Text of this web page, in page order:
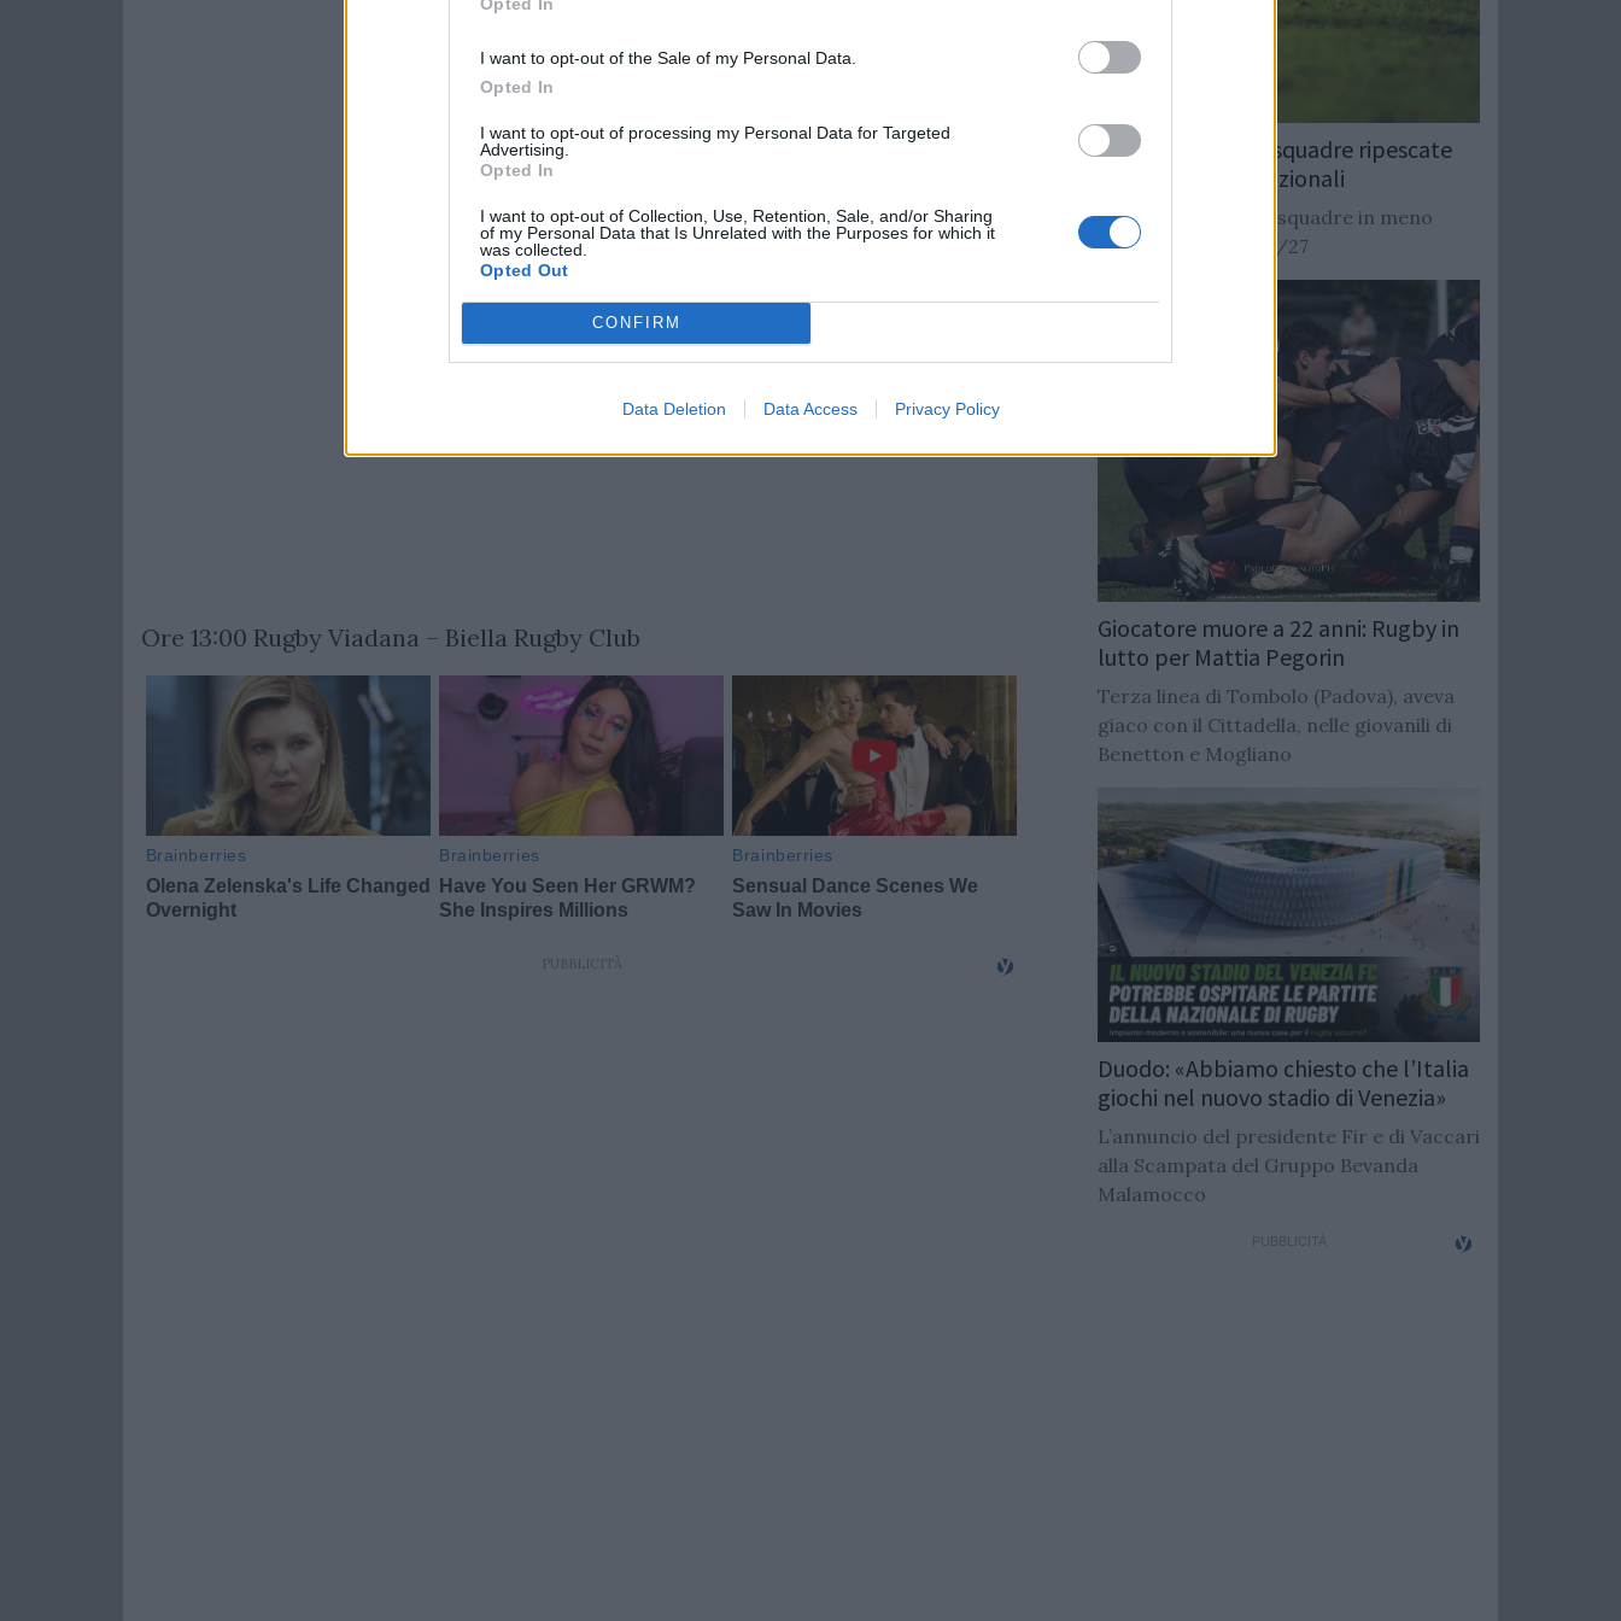
I want to opt-out of the Sale of my Personal Data.
Opted In
I want to opt-out of processing my Personal Data for Targeted
Advertising.
Opted In
I want to opt-out of Collection, Use, Retention, Sale, and/or Sharing
of my Personal Data that Is Unrelated with the Purposes for which it
was collected.
Opted Out
CONFIRM
Data Deletion Data Access Privacy Policy
Ore 13:00 Rugby Viadana – Biella Rugby Club
Rugby: Record di squadre ripescate
nei campionati nazionali
Si stimano oltre 20 squadre in meno
dalla stagione 2026/27
Giocatore muore a 22 anni: Rugby in
lutto per Mattia Pegorin
Terza linea di Tombolo (Padova), aveva
giaco con il Cittadella, nelle giovanili di
Benetton e Mogliano
Duodo: «Abbiamo chiesto che l’Italia
giochi nel nuovo stadio di Venezia»
L’annuncio del presidente Fir e di Vaccari
alla Scampata del Gruppo Bevanda
Malamocco